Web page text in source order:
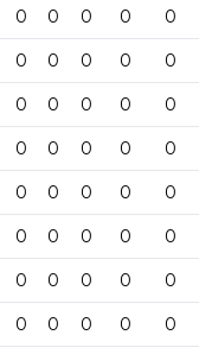
0 0 0 0 0
0 0 0 0 0
0 0 0 0 0
0 0 0 0 0
0 0 0 0 0
0 0 0 0 0
0 0 0 0 0
0 0 0 0 0